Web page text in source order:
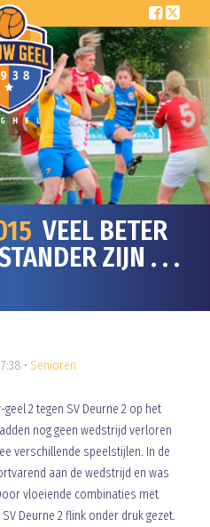
VEEL BETER
ZIJN . . .
• Senioren
2 tegen SV Deurne 2 op het
nog geen wedstrijd verloren
verschillende speelstijlen. In de
aan de wedstrijd en was
vloeiende combinaties met
Deurne 2 flink onder druk gezet.